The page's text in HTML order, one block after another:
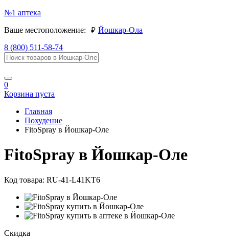
№1 аптека
Ваше местоположение:
руб. Йошкар-Ола
8 (800) 511-58-74
0
Корзина пуста
Главная
Похудение
FitoSpray в Йошкар-Оле
FitoSpray в Йошкар-Оле
Код товара: RU-41-L41KT6
Скидка